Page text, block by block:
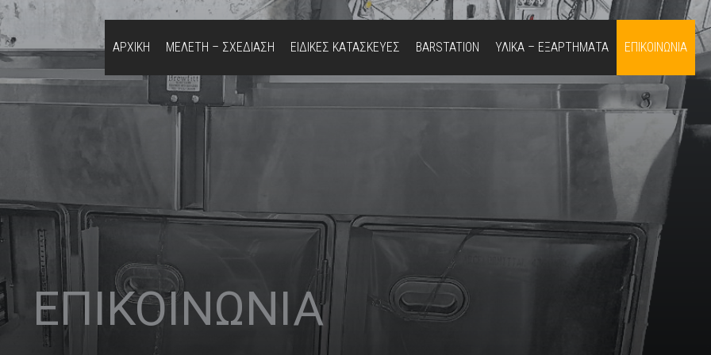
ΑΡΧΙΚΗ ΜΕΛΕΤΗ – ΣΧΕΔΙΑΣΗ ΕΙΔΙΚΕΣ ΚΑΤΑΣΚΕΥΕΣ BARSTATION ΥΛΙΚΑ – ΕΞΑΡΤΗΜΑΤΑ ΕΠΙΚΟΙΝΩΝΙΑ
ΕΠΙΚΟΙΝΩΝΙΑ